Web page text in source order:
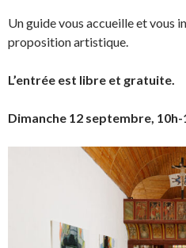
Un guide vous accueille et vous
proposition artistique.
L’entrée est libre et gratuite.
Dimanche 12 septembre, 10h-